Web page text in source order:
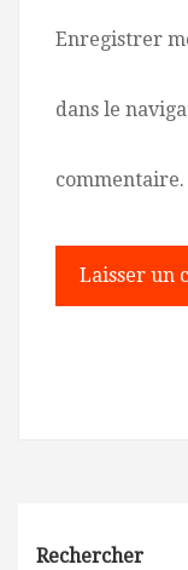
Enregistrer
dans le
commentaire.
Rechercher